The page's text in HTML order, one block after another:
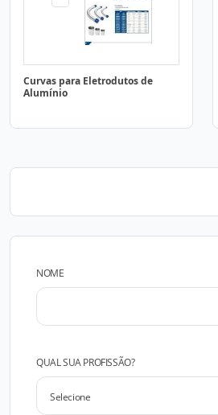
Curvas para Eletrodutos de
Alumínio
NOME
QUAL SUA PROFISSÃO?